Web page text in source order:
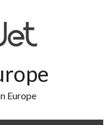
Europe